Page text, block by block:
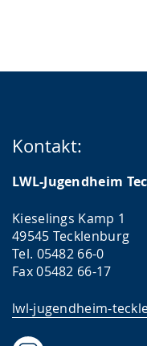
Kontakt:
LWL-Jugendheim
Kieselings Kamp 1
49545 Tecklenburg
Tel. 05482 66-0
Fax 05482 66-17
lwl-jugendheim-